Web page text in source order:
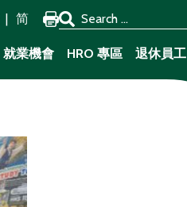
简
Search for:
就業機會 HRO 專區 退休員工